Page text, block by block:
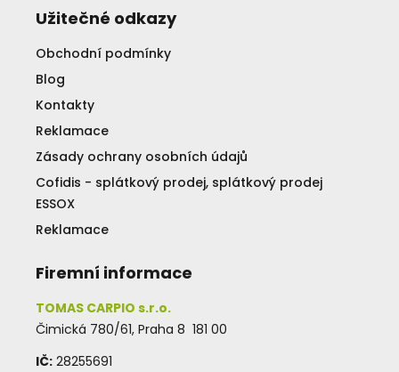
Užitečné odkazy
Obchodní podmínky
Blog
Kontakty
Reklamace
Zásady ochrany osobních údajů
Cofidis - splátkový prodej, splátkový prodej
ESSOX
Reklamace
Firemní informace
TOMAS CARPIO s.r.o.
Čimická 780/61, Praha 8 181 00
IČ: 28255691